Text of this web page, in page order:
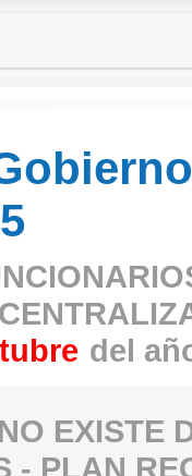
del
EXISTE
- PLAN